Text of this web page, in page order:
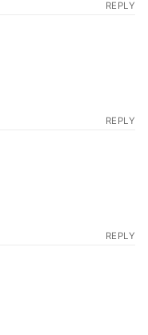
REPLY
REPLY
REPLY